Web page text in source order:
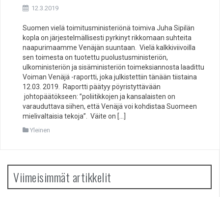
12.3.2019
Suomen vielä toimitusministeriönä toimiva Juha Sipilän
kopla on järjestelmällisesti pyrkinyt rikkomaan suhteita
naapurimaamme Venäjän suuntaan. Vielä kalkkiviivoilla
sen toimesta on tuotettu puolustusministeriön,
ulkoministeriön ja sisäministeriön toimeksiannosta laadittu
Voiman Venäjä -raportti, joka julkistettiin tänään tiistaina
12.03. 2019. Raportti päätyy pöyristyttävään
johtopäätökseen: ”poliitikkojen ja kansalaisten on
varauduttava siihen, että Venäjä voi kohdistaa Suomeen
mielivaltaisia tekoja”. Väite on […]
Yleinen
Viimeisimmät artikkelit